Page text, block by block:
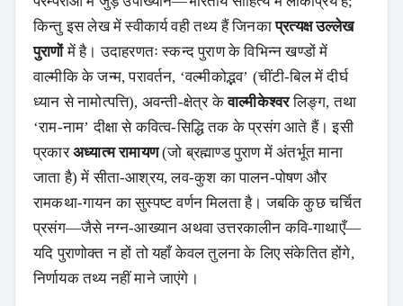
किन्तु इस लेख में स्वीकार्य वही तथ्य हैं जिनकाप्रत्यक्ष उल्लेख
पुराणोंमें है। उदाहरणतः स्कन्द पुराण के विभिन्न खण्डों में
वाल्मीकि के जन्म, परावर्तन, ‘वल्मीकोद्भव’ (चींटी-बिल में दीर्घ
ध्यान से नामोत्पत्ति), अवन्ती-क्षेत्र केवाल्मीकेश्वरलिङ्ग, तथा
‘राम-नाम’ दीक्षा से कवित्व-सिद्धि तक के प्रसंग आते हैं। इसी
प्रकारअध्यात्म रामायण(जो ब्रह्माण्ड पुराण में अंतर्भूत माना
जाता है) में सीता-आश्रय, लव-कुश का पालन-पोषण और
रामकथा-गायन का सुस्पष्ट वर्णन मिलता है। जबकि कुछ चर्चित
प्रसंग—जैसे नग्न-आख्यान अथवा उत्तरकालीन कवि-गाथाएँ—
यदि पुराणोक्त न हों तो यहाँ केवल तुलना के लिए संकेतित होंगे,
निर्णायक तथ्य नहीं माने जाएंगे।